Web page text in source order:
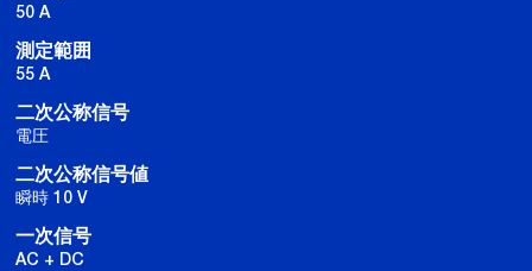
50 A
測定範囲
55 A
二次公称信号
電圧
二次公称信号値
瞬時 10 V
一次信号
AC + DC